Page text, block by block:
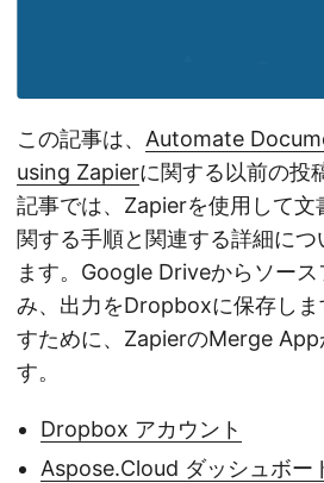
この記事は、 Automate
using Zapierに関する以前の投
記事では、Zapierを使用して文
関する手順と関連する詳細に
ます。Google Driveからソー
み、出力をDropboxに保存しま
すために、ZapierのMerge
す。
Dropbox アカウント
Aspose.Cloud ダッシュボー